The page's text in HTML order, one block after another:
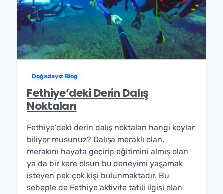
Doğadayız Blog
Fethiye’deki Derin Dalış
Noktaları
Fethiye’deki derin dalış noktaları hangi koylar
biliyor musunuz? Dalışa meraklı olan,
merakını hayata geçirip eğitimini almış olan
ya da bir kere olsun bu deneyimi yaşamak
isteyen pek çok kişi bulunmaktadır. Bu
sebeple de Fethiye aktivite tatili ilgisi olan